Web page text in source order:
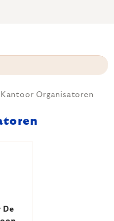
Kantoor Organisatoren
De